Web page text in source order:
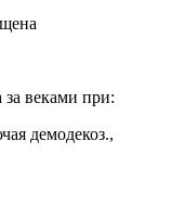
за веками при:
демодекоз.,